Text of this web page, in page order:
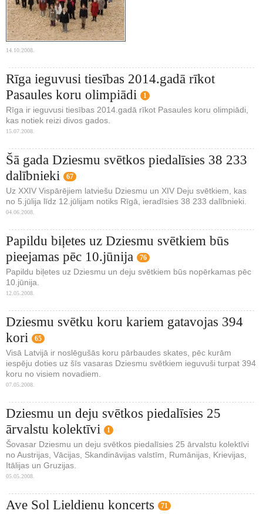
14.10.2008.
Rīga ieguvusi tiesības 2014.gadā rīkot
Pasaules koru olimpiādi
1
Rīga ir ieguvusi tiesības 2014.gadā rīkot Pasaules koru olimpiādi,
kas notiek reizi divos gados.
15.07.2008.
Šā gada Dziesmu svētkos piedalīsies 38 233
dalībnieki
67
Uz XXIV Vispārējiem latviešu Dziesmu un XIV Deju svētkiem, kas
no 5.jūlija līdz 12.jūlijam notiks Rīgā, ieradīsies 38 233 dalībnieki.
04.06.2008.
Papildu biļetes uz Dziesmu svētkiem būs
pieejamas pēc 10.jūnija
76
Papildu biļetes uz Dziesmu un deju svētkiem būs nopērkamas pēc
10.jūnija.
12.05.2008.
Dziesmu svētku koru kariem gatavojas 394
kori
65
Visā Latvijā ir noslēgušās koru pārbaudes skates, pēc kurām
iespēju doties uz šīs vasaras Dziesmu svētkiem ieguvuši turpat 394
koru no visiem novadiem.
07.05.2008.
Dziesmu un deju svētkos piedalīsies 25
ārvalstu kolektīvi
1
Šovasar Dziesmu un deju svētkos piedalīsies 25 ārvalstu kolektīvi
no Austrijas, Vācijas, Skandināvijas valstīm, Rumānijas, Krievijas,
Itālijas un Gruzijas.
05.05.2008.
Ave Sol Lieldienu koncerts 71